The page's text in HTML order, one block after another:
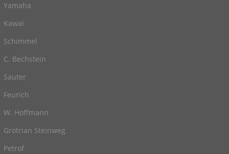
Yamaha
Kawai
Schimmel
C. Bechstein
Sauter
Feurich
W. Hoffmann
Grotrian Steinweg
Petrof